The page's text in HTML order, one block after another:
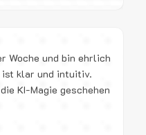
Woche und bin ehrlich
ist klar und intuitiv.
KI-Magie geschehen